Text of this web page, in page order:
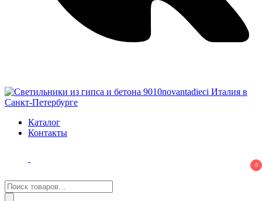
Светильники из гипса и бетона 9010novantadieci Италия в
Санкт-Петербурге
Итальянские светильники из гипса, керамики, бетона.
Профили. Авторский декор.
Каталог
Контакты
0
Поиск
товаров